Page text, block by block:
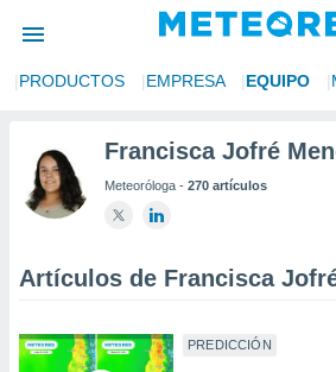
por
para
calidad.
PRODUCTOS EMPRESA EQUIPO
Francisca Jofré
Meteoróloga - 270 artículos
Artículos de Francisca
PREDICCIÓN